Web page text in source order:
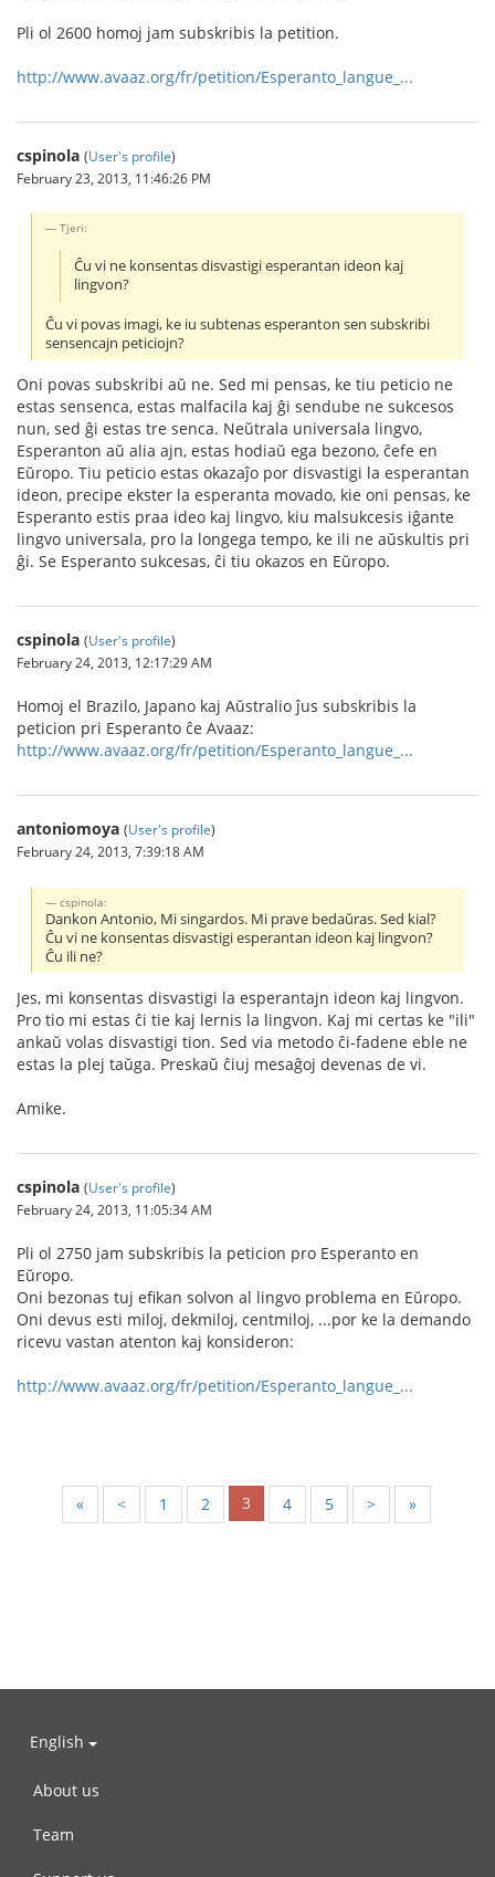
Pli ol 2600 homoj jam subskribis la petition.
http://www.avaaz.org/fr/petition/Esperanto_langue_...
cspinola (User's profile)
February 23, 2013, 11:46:26 PM
Tjeri:
Ĉu vi ne konsentas disvastigi esperantan ideon kaj
lingvon?
Ĉu vi povas imagi, ke iu subtenas esperanton sen subskribi
sensencajn peticiojn?
Oni povas subskribi aŭ ne. Sed mi pensas, ke tiu peticio ne
estas sensenca, estas malfacila kaj ĝi sendube ne sukcesos
nun, sed ĝi estas tre senca. Neŭtrala universala lingvo,
Esperanton aŭ alia ajn, estas hodiaŭ ega bezono, ĉefe en
Eŭropo. Tiu peticio estas okazaĵo por disvastigi la esperantan
ideon, precipe ekster la esperanta movado, kie oni pensas, ke
Esperanto estis praa ideo kaj lingvo, kiu malsukcesis iĝante
lingvo universala, pro la longega tempo, ke ili ne aŭskultis pri
ĝi. Se Esperanto sukcesas, ĉi tiu okazos en Eŭropo.
cspinola (User's profile)
February 24, 2013, 12:17:29 AM
Homoj el Brazilo, Japano kaj Aŭstralio ĵus subskribis la
peticion pri Esperanto ĉe Avaaz:
http://www.avaaz.org/fr/petition/Esperanto_langue_...
antoniomoya (User's profile)
February 24, 2013, 7:39:18 AM
cspinola:
Dankon Antonio, Mi singardos. Mi prave bedaŭras. Sed kial?
Ĉu vi ne konsentas disvastigi esperantan ideon kaj lingvon?
Ĉu ili ne?
Jes, mi konsentas disvastigi la esperantajn ideon kaj lingvon.
Pro tio mi estas ĉi tie kaj lernis la lingvon. Kaj mi certas ke "ili"
ankaŭ volas disvastigi tion. Sed via metodo ĉi-fadene eble ne
estas la plej taŭga. Preskaŭ ĉiuj mesaĝoj devenas de vi.
Amike.
cspinola (User's profile)
February 24, 2013, 11:05:34 AM
Pli ol 2750 jam subskribis la peticion pro Esperanto en
Eŭropo.
Oni bezonas tuj efikan solvon al lingvo problema en Eŭropo.
Oni devus esti miloj, dekmiloj, centmiloj, ...por ke la demando
ricevu vastan atenton kaj konsideron:
http://www.avaaz.org/fr/petition/Esperanto_langue_...
« < 1 2 3 4 5 > »
English
About us
Team